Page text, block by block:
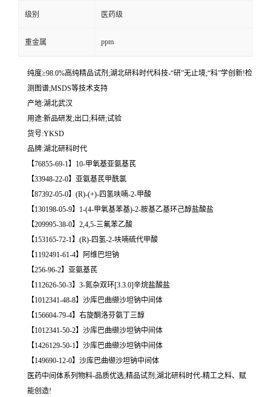
级别 医药级
重金属 ppm
纯度≥98.0%高纯精品试剂;湖北研科时代科技-“研”无止境;“科”学创新!检
测图谱;MSDS等技术支持
产地:湖北武汉
用途:新品研发;出口;科研;试验
货号:YKSD
品牌:湖北研科时代
【76855-69-1】10-甲氧基亚氨基芪
【33948-22-0】亚氨基芪甲酰氯
【87392-05-0】(R)-(+)-四氢呋喃-2-甲酸
【130198-05-9】1-(4-甲氧基苯基)-2-胺基乙基环己醇盐酸盐
【209995-38-0】2,4,5-三氟苯乙酸
【153165-72-1】(R)-四氢-2-呋喃硫代甲酸
【1192491-61-4】阿维巴坦钠
【256-96-2】亚氨基芪
【112626-50-3】3-氮杂双环[3.3.0]辛烷盐酸盐
【1012341-48-8】沙库巴曲缬沙坦钠中间体
【156604-79-4】右旋酮洛芬氨丁三醇
【1012341-50-2】沙库巴曲缬沙坦钠中间体
【1426129-50-1】沙库巴曲缬沙坦钠中间体
【149690-12-0】沙库巴曲缬沙坦钠中间体
医药中间体系列物料-品质优选;精品试剂;湖北研科时代-精工之料、赋
能创造!